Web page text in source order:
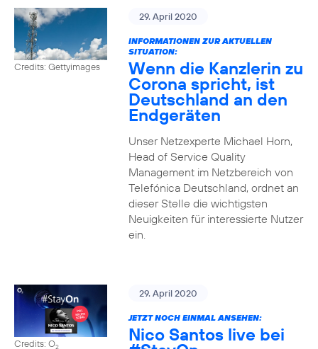
Credits: Gettyimages
29. April 2020
INFORMATIONEN ZUR AKTUELLEN
SITUATION:
Wenn die Kanzlerin zu
Corona spricht, ist
Deutschland an den
Endgeräten
Unser Netzexperte Michael Horn,
Head of Service Quality
Management im Netzbereich von
Telefónica Deutschland, ordnet an
dieser Stelle die wichtigsten
Neuigkeiten für interessierte Nutzer
ein.
Credits: O2
29. April 2020
JETZT NOCH EINMAL ANSEHEN:
Nico Santos live bei